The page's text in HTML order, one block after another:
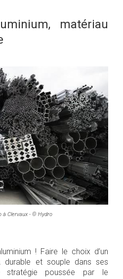
matériau
à Clervaux - © Hydro
! Faire le choix d’un
durable et souple dans ses
stratégie poussée par le